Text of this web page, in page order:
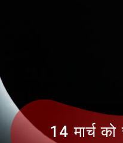
14 मार्च